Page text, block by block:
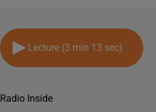
Lecture (3 min 13 sec)
Radio Inside